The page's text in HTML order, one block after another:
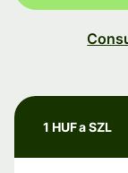
1 HUF a SZL